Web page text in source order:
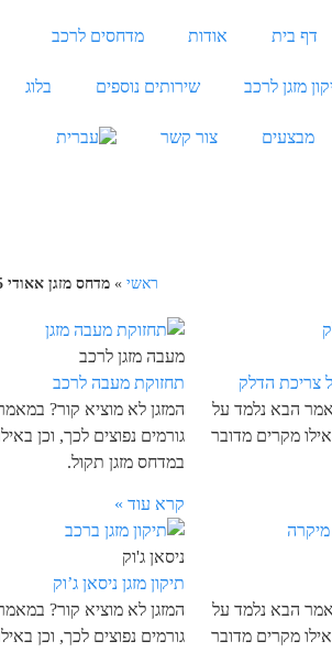
דף בית אודות מדחסים לרכב
מזגן לרכב שירותים נוספים בלוג
מבצעים צור קשר
ראשי » מדחס מזגן אאודי S5
צריכת הדלק
הבא נלמד על
מקרים מדובר
מעבה מזגן לרכב
תחזוקת מעבה לרכב
המזגן לא מוציא קור?
גורמים נפוצים לכך, וכן
במדחס מזגן תקול.
קרא עוד »
הבא נלמד על
מקרים מדובר
ניסאן ג'וק
תיקון מזגן ניסאן ג’וק
המזגן לא מוציא קור?
גורמים נפוצים לכך, וכן